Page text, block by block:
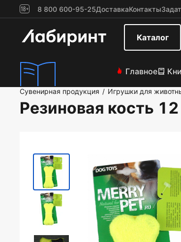
8 800 600-95-25ДоставкаКонтакты
Каталог
Главное
Сувенирная продукция / Игрушки для
Резиновая кость